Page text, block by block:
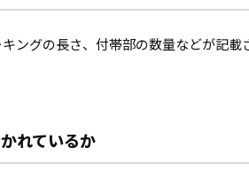
ングの長さ、付帯部の数量などが記
れているか